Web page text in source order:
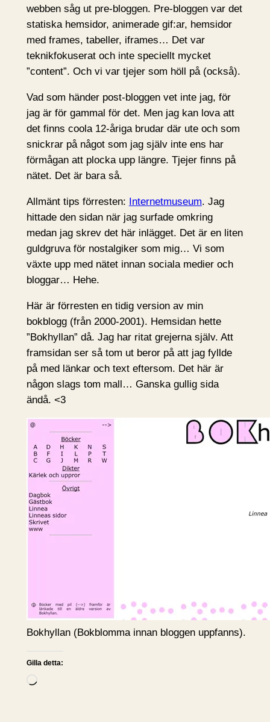
webben såg ut pre-bloggen. Pre-bloggen var det
statiska hemsidor, animerade gif:ar, hemsidor
med frames, tabeller, iframes… Det var
teknikfokuserat och inte speciellt mycket
”content”. Och vi var tjejer som höll på (också).
Vad som händer post-bloggen vet inte jag, för
jag är för gammal för det. Men jag kan lova att
det finns coola 12-åriga brudar där ute och som
snickrar på något som jag själv inte ens har
förmågan att plocka upp längre. Tjejer finns på
nätet. Det är bara så.
Allmänt tips förresten: Internetmuseum. Jag
hittade den sidan när jag surfade omkring
medan jag skrev det här inlägget. Det är en liten
guldgruva för nostalgiker som mig… Vi som
växte upp med nätet innan sociala medier och
bloggar… Hehe.
Här är förresten en tidig version av min
bokblogg (från 2000-2001). Hemsidan hette
”Bokhyllan” då. Jag har ritat grejerna själv. Att
framsidan ser så tom ut beror på att jag fyllde
på med länkar och text eftersom. Det här är
någon slags tom mall… Ganska gullig sida
ändå. <3
Bokhyllan (Bokblomma innan bloggen uppfanns).
Gilla detta:
L